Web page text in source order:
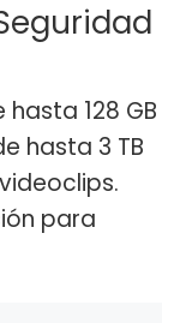
128 GB
hasta 3 TB
para